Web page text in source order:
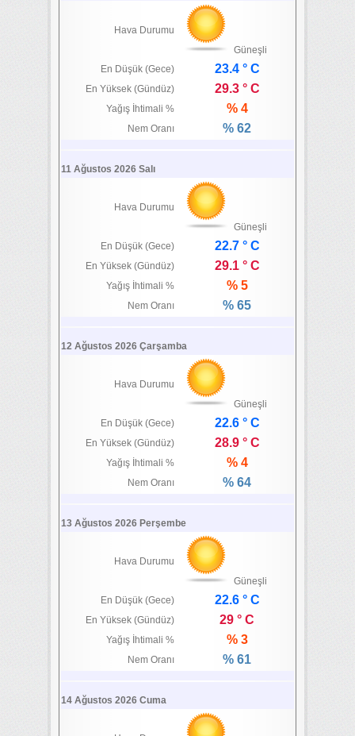
Hava Durumu
Güneşli
En Düşük (Gece)
23.4 ° C
En Yüksek (Gündüz) 29.3 ° C
Yağış İhtimali % % 4
Nem Oranı % 62
11 Ağustos 2026 Salı
Hava Durumu
Güneşli
En Düşük (Gece)
22.7 ° C
En Yüksek (Gündüz) 29.1 ° C
Yağış İhtimali % % 5
Nem Oranı % 65
12 Ağustos 2026 Çarşamba
Hava Durumu
Güneşli
En Düşük (Gece)
22.6 ° C
En Yüksek (Gündüz) 28.9 ° C
Yağış İhtimali % % 4
Nem Oranı % 64
13 Ağustos 2026 Perşembe
Hava Durumu
Güneşli
En Düşük (Gece)
22.6 ° C
En Yüksek (Gündüz) 29 ° C
Yağış İhtimali % % 3
Nem Oranı % 61
14 Ağustos 2026 Cuma